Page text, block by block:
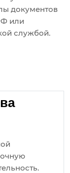
документов
или
службой.